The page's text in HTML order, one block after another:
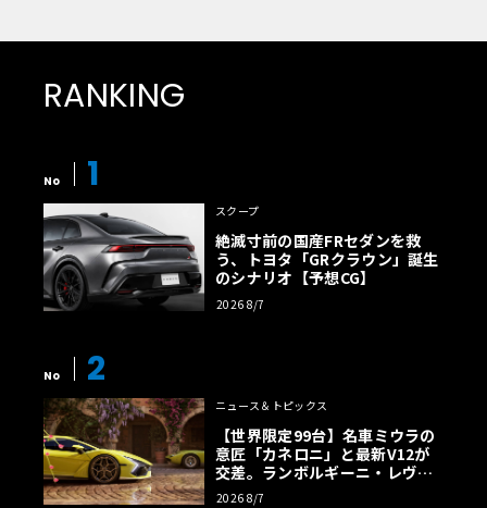
RANKING
No 1
スクープ
絶滅寸前の国産FRセダンを救
う、トヨタ「GRクラウン」誕生
のシナリオ【予想CG】
2026 8/7
No 2
ニュース＆トピックス
【世界限定99台】名車ミウラの
意匠「カネロニ」と最新V12が
交差。ランボルギーニ・レヴエ
ルトに60周年記念車が登場
2026 8/7